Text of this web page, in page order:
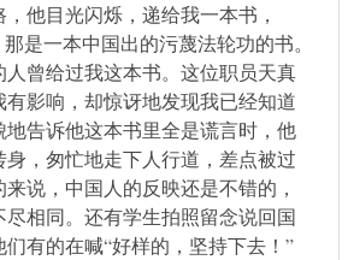
他目光闪烁，递给我一本书，
是一本中国出的污蔑法轮功的书。
曾给过我这本书。这位职员天真
影响，却惊讶地发现我已经知道
告诉他这本书里全是谎言时，他
，匆忙地走下人行道，差点被过
说，中国人的反映还是不错的，
相同。还有学生拍照留念说回国
有的在喊“好样的，坚持下去！”